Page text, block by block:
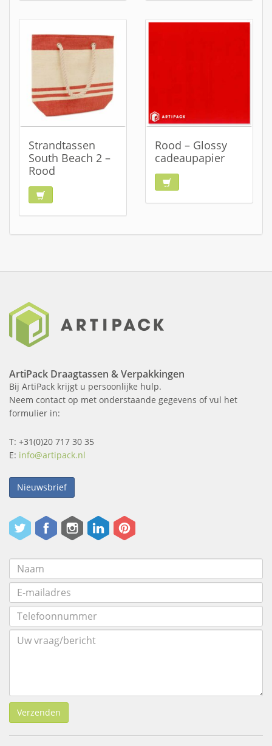
Strandtassen
South Beach 2 –
Rood
Rood – Glossy
cadeaupapier
ArtiPack Draagtassen & Verpakkingen
Bij ArtiPack krijgt u persoonlijke hulp.
Neem contact op met onderstaande gegevens of vul het
formulier in:
T: +31(0)20 717 30 35
E: info@artipack.nl
Nieuwsbrief
Verzenden